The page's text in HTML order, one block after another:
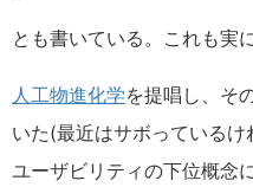
とも書いている。これも実
人工物進化学を提唱し、そ
いた(最近はサボっている
ユーザビリティの下位概念